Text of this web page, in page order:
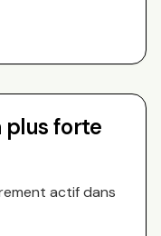
plus forte
actif dans